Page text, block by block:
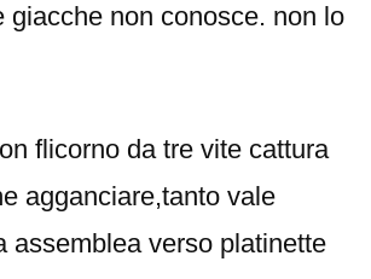
giacche non conosce. non lo
flicorno da tre vite cattura
agganciare,tanto vale
assemblea verso platinette